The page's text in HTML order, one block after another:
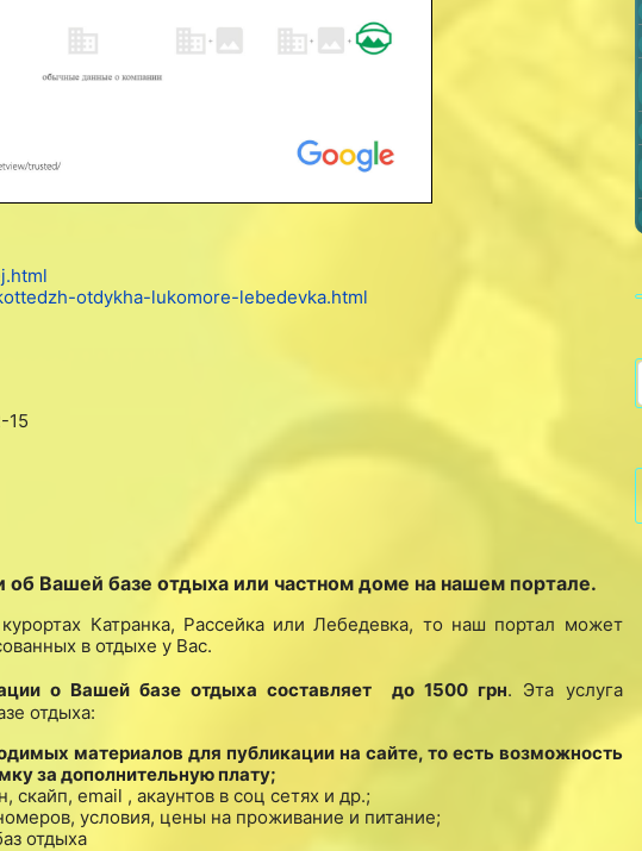
otdykha-lukomore-lebedevka.html
15
Вашей базе отдыха или частном доме на нашем портале.
Катранка, Рассейка или Лебедевка, то наш портал может
в отдыхе у Вас.
о Вашей базе отдыха составляет до 1500 грн. Эта услуга
отдыха:
материалов для публикации на сайте, то есть возможность
за дополнительную плату;
email , акаунтов в соц сетях и др.;
условия, цены на проживание и питание;
отдыха